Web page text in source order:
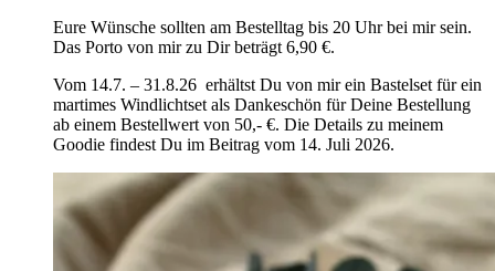
Eure Wünsche sollten am Bestelltag bis 20 Uhr bei mir sein.
Das Porto von mir zu Dir beträgt 6,90 €.
Vom 14.7. – 31.8.26 erhältst Du von mir ein Bastelset für ein
martimes Windlichtset als Dankeschön für Deine Bestellung
ab einem Bestellwert von 50,- €. Die Details zu meinem
Goodie findest Du im Beitrag vom 14. Juli 2026.